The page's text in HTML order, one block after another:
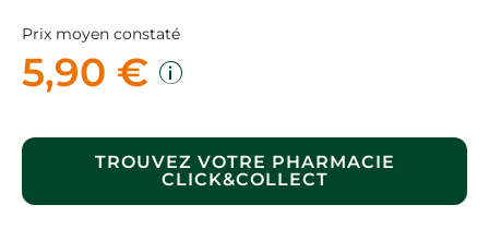
Prix moyen constaté
5,90 €
TROUVEZ VOTRE PHARMACIE
CLICK&COLLECT